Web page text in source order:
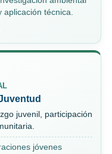
aplicación técnica.
juvenil, participación
jóvenes